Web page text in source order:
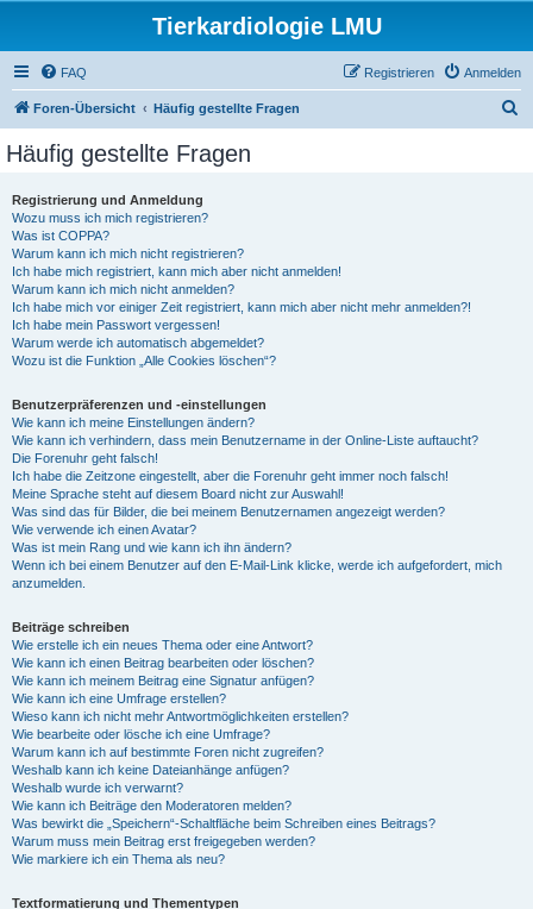
Tierkardiologie LMU
FAQ Anmelden
Registrieren
Foren-Übersicht Häufig gestellte Fragen
Häufig gestellte Fragen
Registrierung und Anmeldung
Wozu muss ich mich registrieren?
Was ist COPPA?
Warum kann ich mich nicht registrieren?
Ich habe mich registriert, kann mich aber nicht anmelden!
Warum kann ich mich nicht anmelden?
Ich habe mich vor einiger Zeit registriert, kann mich aber nicht mehr anmelden?!
Ich habe mein Passwort vergessen!
Warum werde ich automatisch abgemeldet?
Wozu ist die Funktion „Alle Cookies löschen“?
Benutzerpräferenzen und -einstellungen
Wie kann ich meine Einstellungen ändern?
Wie kann ich verhindern, dass mein Benutzername in der Online-Liste auftaucht?
Die Forenuhr geht falsch!
Ich habe die Zeitzone eingestellt, aber die Forenuhr geht immer noch falsch!
Meine Sprache steht auf diesem Board nicht zur Auswahl!
Was sind das für Bilder, die bei meinem Benutzernamen angezeigt werden?
Wie verwende ich einen Avatar?
Was ist mein Rang und wie kann ich ihn ändern?
Wenn ich bei einem Benutzer auf den E-Mail-Link klicke, werde ich aufgefordert, mich
anzumelden.
Beiträge schreiben
Wie erstelle ich ein neues Thema oder eine Antwort?
Wie kann ich einen Beitrag bearbeiten oder löschen?
Wie kann ich meinem Beitrag eine Signatur anfügen?
Wie kann ich eine Umfrage erstellen?
Wieso kann ich nicht mehr Antwortmöglichkeiten erstellen?
Wie bearbeite oder lösche ich eine Umfrage?
Warum kann ich auf bestimmte Foren nicht zugreifen?
Weshalb kann ich keine Dateianhänge anfügen?
Weshalb wurde ich verwarnt?
Wie kann ich Beiträge den Moderatoren melden?
Was bewirkt die „Speichern“-Schaltfläche beim Schreiben eines Beitrags?
Warum muss mein Beitrag erst freigegeben werden?
Wie markiere ich ein Thema als neu?
Textformatierung und Thementypen